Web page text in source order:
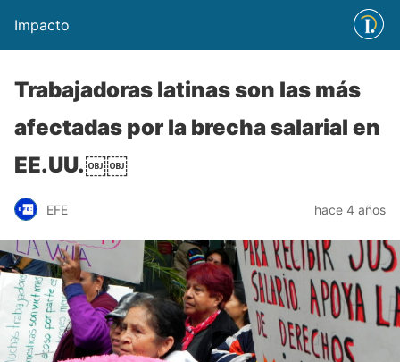
Impacto
Trabajadoras latinas son las más
afectadas por la brecha salarial en
EE.UU.￼￼
EFE hace 4 años